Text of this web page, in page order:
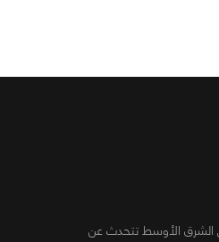
الشرق الأوسط تتحدث عن